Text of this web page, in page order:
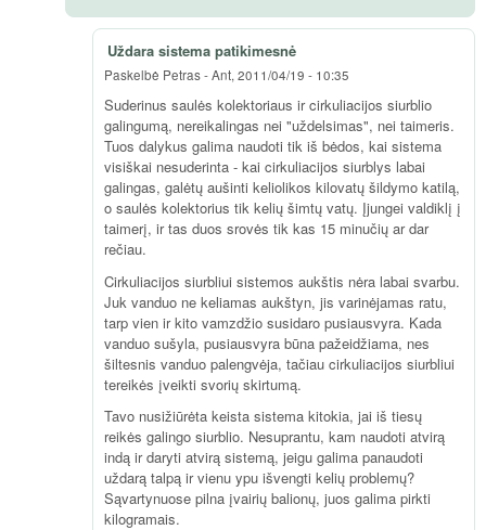
Uždara sistema patikimesnė
Paskelbė Petras-Ant, 2011/04/19 - 10:35
Suderinus saulės kolektoriaus ir cirkuliacijos siurblio
galingumą, nereikalingas nei "uždelsimas", nei taimeris.
Tuos dalykus galima naudoti tik iš bėdos, kai sistema
visiškai nesuderinta - kai cirkuliacijos siurblys labai
galingas, galėtų aušinti keliolikos kilovatų šildymo katilą,
o saulės kolektorius tik kelių šimtų vatų. Įjungei valdiklį į
taimerį, ir tas duos srovės tik kas 15 minučių ar dar
rečiau.
Cirkuliacijos siurbliui sistemos aukštis nėra labai svarbu.
Juk vanduo ne keliamas aukštyn, jis varinėjamas ratu,
tarp vien ir kito vamzdžio susidaro pusiausvyra. Kada
vanduo sušyla, pusiausvyra būna pažeidžiama, nes
šiltesnis vanduo palengvėja, tačiau cirkuliacijos siurbliui
tereikės įveikti svorių skirtumą.
Tavo nusižiūrėta keista sistema kitokia, jai iš tiesų
reikės galingo siurblio. Nesuprantu, kam naudoti atvirą
indą ir daryti atvirą sistemą, jeigu galima panaudoti
uždarą talpą ir vienu ypu išvengti kelių problemų?
Sąvartynuose pilna įvairių balionų, juos galima pirkti
kilogramais.